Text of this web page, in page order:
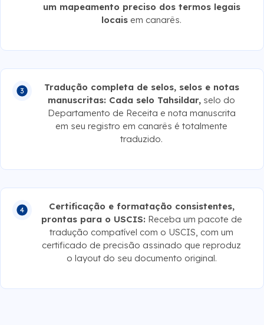
um mapeamento preciso dos termos legais
locais em canarês.
Tradução completa de selos, selos e notas
manuscritas: Cada selo Tahsildar, selo do
Departamento de Receita e nota manuscrita
em seu registro em canarês é totalmente
traduzido.
Certificação e formatação consistentes,
prontas para o USCIS: Receba um pacote de
tradução compatível com o USCIS, com um
certificado de precisão assinado que reproduz
o layout do seu documento original.